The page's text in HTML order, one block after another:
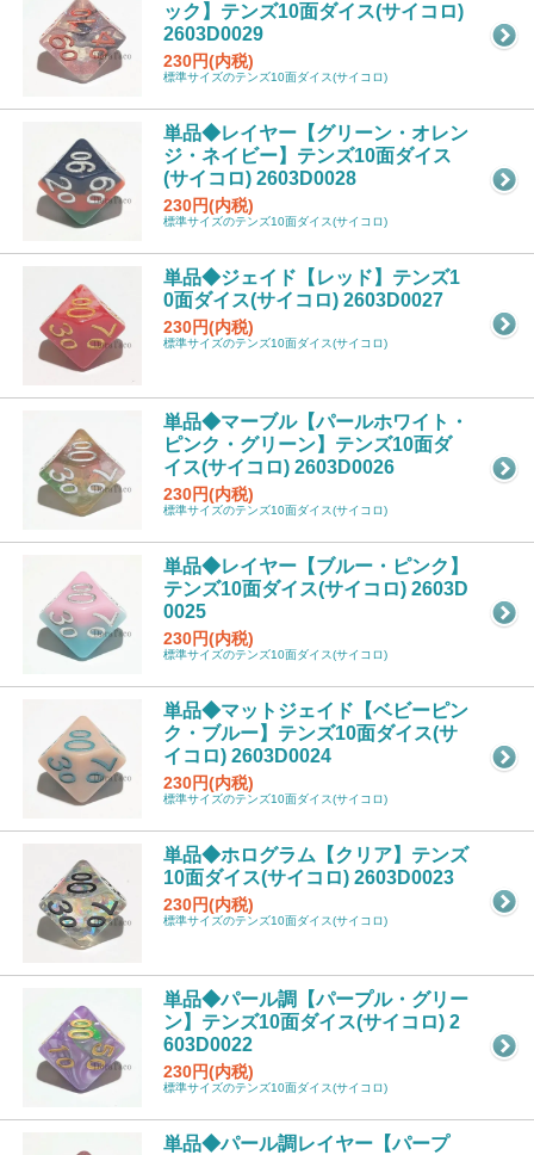
ック】テンズ10面ダイス(サイコロ)
2603D0029
230円(内税)
標準サイズのテンズ10面ダイス(サイコロ)
単品◆レイヤー【グリーン・オレン
ジ・ネイビー】テンズ10面ダイス
(サイコロ) 2603D0028
230円(内税)
標準サイズのテンズ10面ダイス(サイコロ)
単品◆ジェイド【レッド】テンズ1
0面ダイス(サイコロ) 2603D0027
230円(内税)
標準サイズのテンズ10面ダイス(サイコロ)
単品◆マーブル【パールホワイト・
ピンク・グリーン】テンズ10面ダ
イス(サイコロ) 2603D0026
230円(内税)
標準サイズのテンズ10面ダイス(サイコロ)
単品◆レイヤー【ブルー・ピンク】
テンズ10面ダイス(サイコロ) 2603D
0025
230円(内税)
標準サイズのテンズ10面ダイス(サイコロ)
単品◆マットジェイド【ベビーピン
ク・ブルー】テンズ10面ダイス(サ
イコロ) 2603D0024
230円(内税)
標準サイズのテンズ10面ダイス(サイコロ)
単品◆ホログラム【クリア】テンズ
10面ダイス(サイコロ) 2603D0023
230円(内税)
標準サイズのテンズ10面ダイス(サイコロ)
単品◆パール調【パープル・グリー
ン】テンズ10面ダイス(サイコロ) 2
603D0022
230円(内税)
標準サイズのテンズ10面ダイス(サイコロ)
単品◆パール調レイヤー【パープ